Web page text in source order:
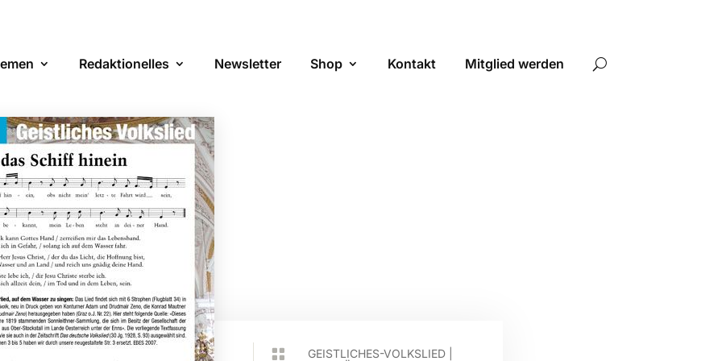
Redaktionelles Newsletter Shop Kontakt Mitglied werden
 GEISTLICHES-VOLKSLIED|